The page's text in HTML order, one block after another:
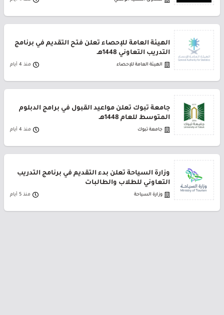
الهيئة العامة للإحصاء تعلن فتح التقديم في برنامج
التدريب التعاوني 1448هـ
الهيئة العامة للإحصاء منذ 4 أيام
جامعة تبوك تعلن مواعيد القبول في برامج الدبلوم
المتوسط للعام 1448هـ
جامعة تبوك منذ 4 أيام
وزارة السياحة تعلن بدء التقديم في برنامج التدريب
التعاوني للطلاب والطالبات
وزارة السياحة منذ 5 أيام